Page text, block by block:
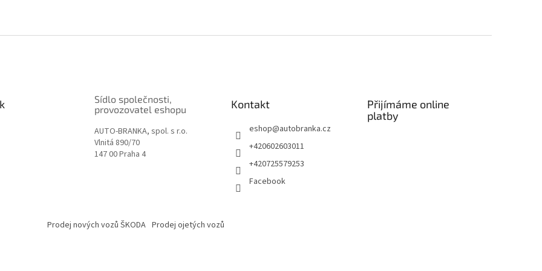
Sídlo společnosti,
provozovatel eshopu
AUTO-BRANKA, spol. s r.o.
Vlnitá 890/70
147 00 Praha 4
Kontakt
eshop@autobranka.cz
+420602603011
+420725579253
Facebook
Přijímáme online
platby
Prodej nových vozů ŠKODA Prodej ojetých vozů